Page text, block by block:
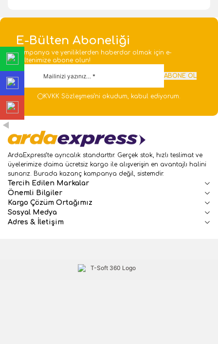
E-Bülten Aboneliği
Kampanya ve yeniliklerden haberdar olmak için e-
bültenimize abone olun!
ABONE OL
KVKK Sözleşmesi'ni okudum, kabul ediyorum.
ArdaExpress’te ayrıcalık standarttır. Gerçek stok, hızlı teslimat ve
üyelerimize daima ücretsiz kargo ile alışverişin en avantajlı halini
sunarız. Burada kazanç kampanya değil, sistemdir.
Tercih Edilen Markalar
Önemli Bilgiler
Kargo Çözüm Ortağımız
Sosyal Medya
Adres & İletişim